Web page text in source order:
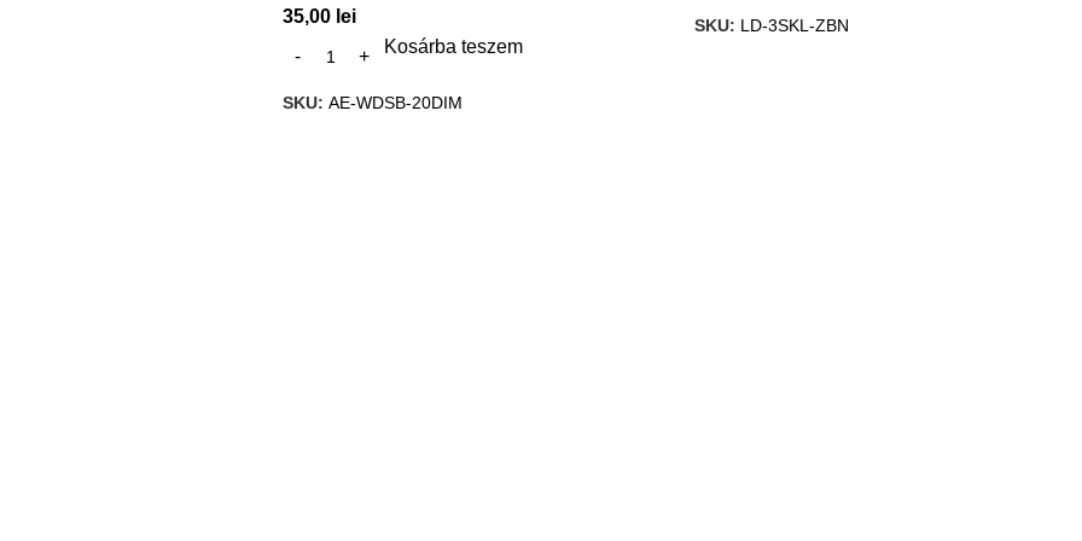
35,00 lei
Kosárba teszem
SKU: AE-WDSB-20DIM
SKU: LD-3SKL-ZBN